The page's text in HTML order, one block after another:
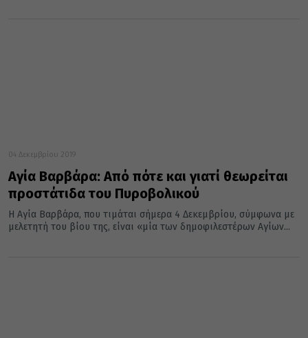
04 Δεκεμβρίου 2019
Αγία Βαρβάρα: Από πότε και γιατί θεωρείται
προστάτιδα του Πυροβολικού
H Αγία Βαρβάρα, που τιμάται σήμερα 4 Δεκεμβρίου, σύμφωνα με
μελετητή του βίου της, είναι «μία των δημοφιλεστέρων Aγίων...